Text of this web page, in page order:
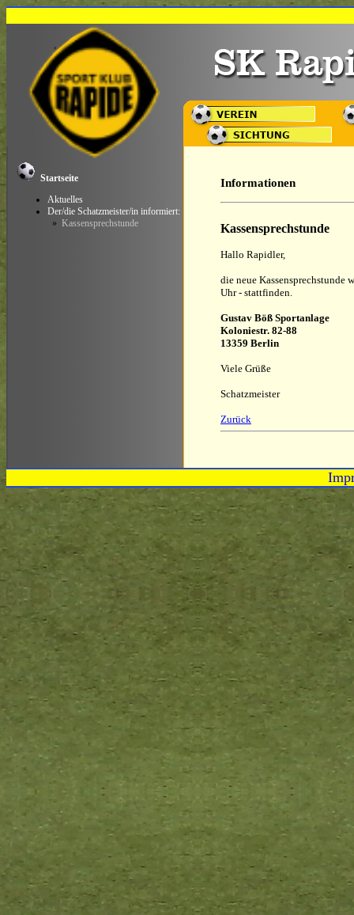
Startseite
Aktuelles
Der/die Schatzmeister/in informiert:
» Kassensprechstunde
Informationen
Kassensprechstunde
Hallo Rapidler,
die neue
Uhr - stattfinden.
Gustav Böß Sportanlage
Koloniestr. 82-88
13359 Berlin
Viele Grüße
Schatzmeister
Zurück